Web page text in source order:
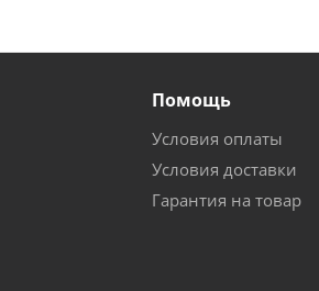
Помощь
Условия оплаты
Условия доставки
Гарантия на товар